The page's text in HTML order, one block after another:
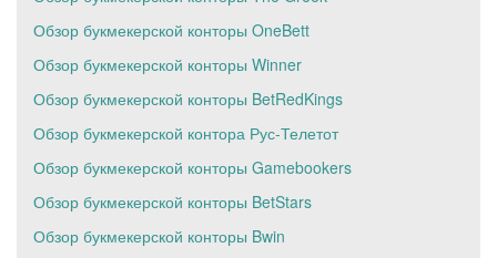
Обзор букмекерской конторы OneBett
Обзор букмекерской конторы Winner
Обзор букмекерской конторы BetRedKings
Обзор букмекерской контора Рус-Телетот
Обзор букмекерской конторы Gamebookers
Обзор букмекерской конторы BetStars
Обзор букмекерской конторы Bwin